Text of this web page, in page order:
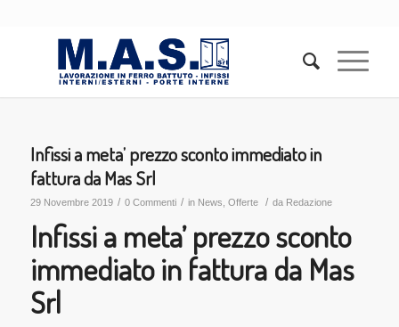
Infissi a meta’ prezzo sconto immediato in
fattura da Mas Srl
29 Novembre 2019 / 0 Commenti / in News Offerte / da Redazione
Infissi a meta’ prezzo sconto
immediato in fattura da Mas
Srl